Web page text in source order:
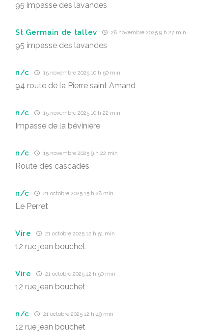
95 impasse des lavandes
St Germain de tallev 28 novembre 2025 9 h 27 min
95 impasse des lavandes
n/c 15 novembre 2025 10 h 50 min
94 route de la Pierre saint Amand
n/c 15 novembre 2025 10 h 22 min
Impasse de la bévinière
n/c 15 novembre 2025 9 h 22 min
Route des cascades
n/c 21 octobre 2025 15 h 28 min
Le Perret
Vire 21 octobre 2025 12 h 51 min
12 rue jean bouchet
Vire 21 octobre 2025 12 h 50 min
12 rue jean bouchet
n/c 21 octobre 2025 12 h 49 min
12 rue jean bouchet